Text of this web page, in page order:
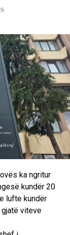
ka ngritur
kundër 20
lufte kundër
viteve